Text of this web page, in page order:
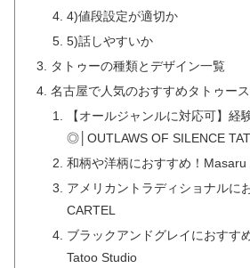
4)値段設定が適切か
5)話しやすいか
タトゥーの種類とデザイン一覧
名古屋で人気のおすすめタトゥー
【オールジャンルに対応可】経
◎│OUTLAWS OF SILENCE
和柄や洋柄におすすめ！Masaru
アメリカントラディショナルに
CARTEL
ブラックアンドグレイにおすす
Tatoo Studio